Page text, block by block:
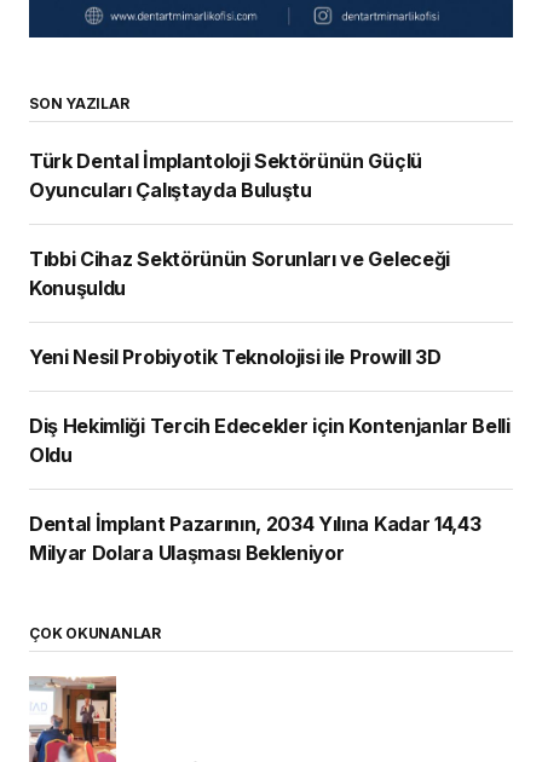
Konuşuldu
Diş Hekimliği Tercih Edecekler için Kontenjanlar Belli
Oldu
Dental İmplant Pazarının, 2034 Yılına Kadar 14,43
Milyar Dolara Ulaşması Bekleniyor
ÇOK OKUNANLAR
Oyuncuları Çalıştayda Buluştu
Tıbbi Cihaz Sektörünün Sorunları ve
Geleceği Konuşuldu